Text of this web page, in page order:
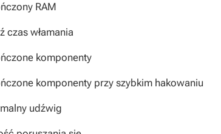
RAM
czas włamania
komponenty
komponenty przy szybkim hakowaniu
udźwig